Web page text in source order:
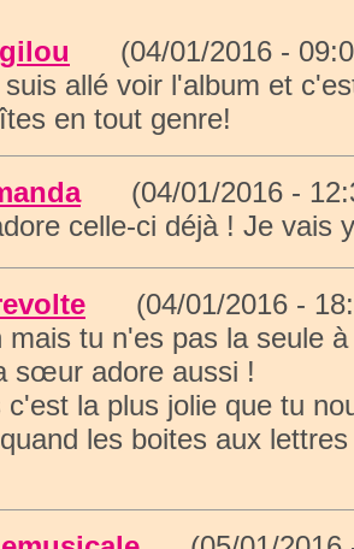
(04/01/2016 -
allé voir l'album et
en tout genre!
(04/01/2016 -
celle-ci déjà ! Je vais
(04/01/2016 -
mais tu n'es pas la seule
sœur adore aussi !
c'est la plus jolie que tu
les boites aux